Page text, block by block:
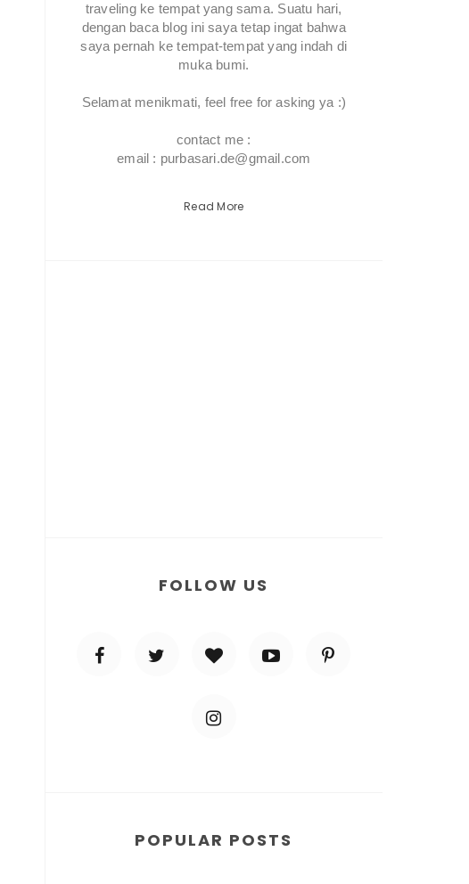
traveling ke tempat yang sama. Suatu hari,
dengan baca blog ini saya tetap ingat bahwa
saya pernah ke tempat-tempat yang indah di
muka bumi.
Selamat menikmati, feel free for asking ya :)
contact me :
email : purbasari.de@gmail.com
Read More
FOLLOW US
POPULAR POSTS